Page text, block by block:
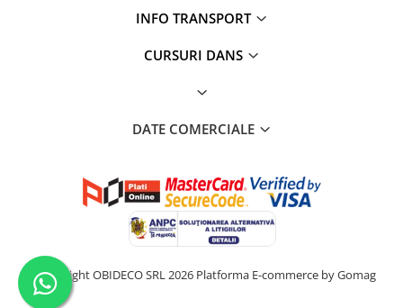
INFO TRANSPORT
CURSURI DANS
DATE COMERCIALE
©Copyright OBIDECO SRL 2026 Platforma E-commerce by Gomag